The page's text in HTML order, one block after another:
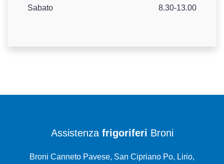
Sabato 8.30-13.00
Assistenza frigoriferi Broni
Broni Canneto Pavese, San Cipriano Po, Lirio,